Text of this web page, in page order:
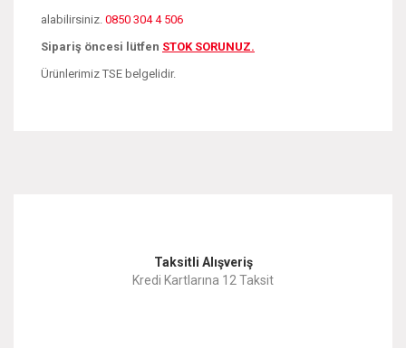
alabilirsiniz. 0850 304 4 506
Sipariş öncesi lütfen STOK SORUNUZ.
Ürünlerimiz TSE belgelidir.
Ürün resmi kalitesiz, bozuk veya görüntülenemiyor.
Taksitli Alışveriş
Kredi Kartlarına 12 Taksit